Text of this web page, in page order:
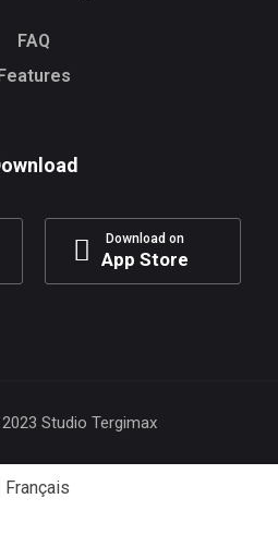
FAQ
Download on
App Store
Studio Tergimax
Français